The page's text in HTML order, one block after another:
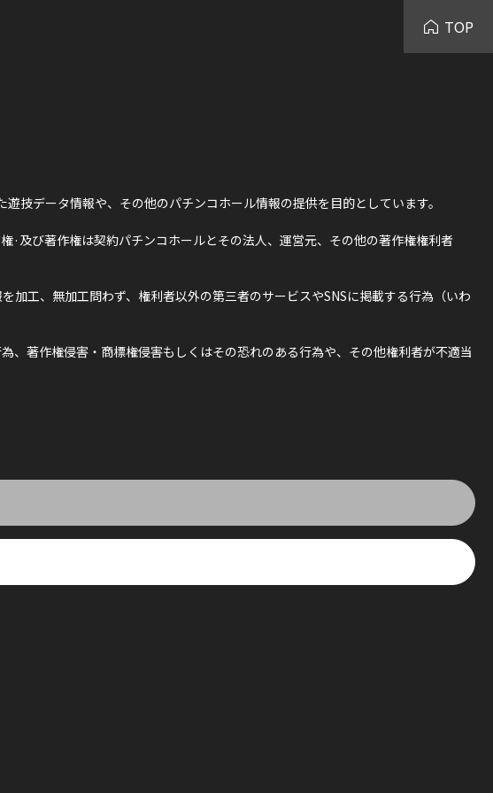
TOP
技データ情報や、その他のパチンコホール情報の提供を目的としています。
·及び著作権は契約パチンコホールとその法人、運営元、その他の著作権権利者
工、無加工問わず、権利者以外の第三者のサービスやSNSに掲載する行為（いわ
著作権侵害・商標権侵害もしくはその恐れのある行為や、その他権利者が不適当